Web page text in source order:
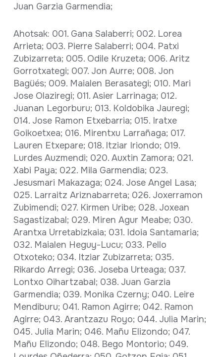
Juan Garzia Garmendia;
Ahotsak: 001. Gana Salaberri; 002. Lorea
Arrieta; 003. Pierre Salaberri; 004. Patxi
Zubizarreta; 005. Odile Kruzeta; 006. Aritz
Gorrotxategi; 007. Jon Aurre; 008. Jon
Bagüés; 009. Maialen Berasategi; 010. Mari
Jose Olaziregi; 011. Asier Larrinaga; 012.
Juanan Legorburu; 013. Koldobika Jauregi;
014. Jose Ramon Etxebarria; 015. Iratxe
Goikoetxea; 016. Mirentxu Larrañaga; 017.
Lauren Etxepare; 018. ltziar Iriondo; 019.
Lurdes Auzmendi; 020. Auxtin Zamora; 021.
Xabi Paya; 022. Mila Garmendia; 023.
Jesusmari Makazaga; 024. Jose Angel Lasa;
025. Larraitz Ariznabarreta; 026. Joxerramon
Zubimendi; 027. Kirmen Uribe; 028. Joxean
Sagastizabal; 029. Miren Agur Meabe; 030.
Arantxa Urretabizkaia; 031. Idoia Santamaria;
032. Maialen Heguy-Lucu; 033. Pello
Otxoteko; 034. Itziar Zubizarreta; 035.
Rikardo Arregi; 036. Joseba Urteaga; 037.
Lontxo Oihartzabal; 038. Juan Garzia
Garmendia; 039. Monika Czerny; 040. Leire
Mendiburu; 041. Ramon Agirre; 042. Ramon
Agirre; 043. Arantzazu Royo; 044. Julia Marin;
045. Julia Marin; 046. Mañu Elizondo; 047.
Mañu Elizondo; 048. Bego Montorio; 049.